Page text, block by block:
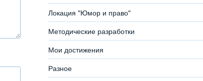
Локация "Юмор и право"
Методические разработки
Мои достижения
Разное